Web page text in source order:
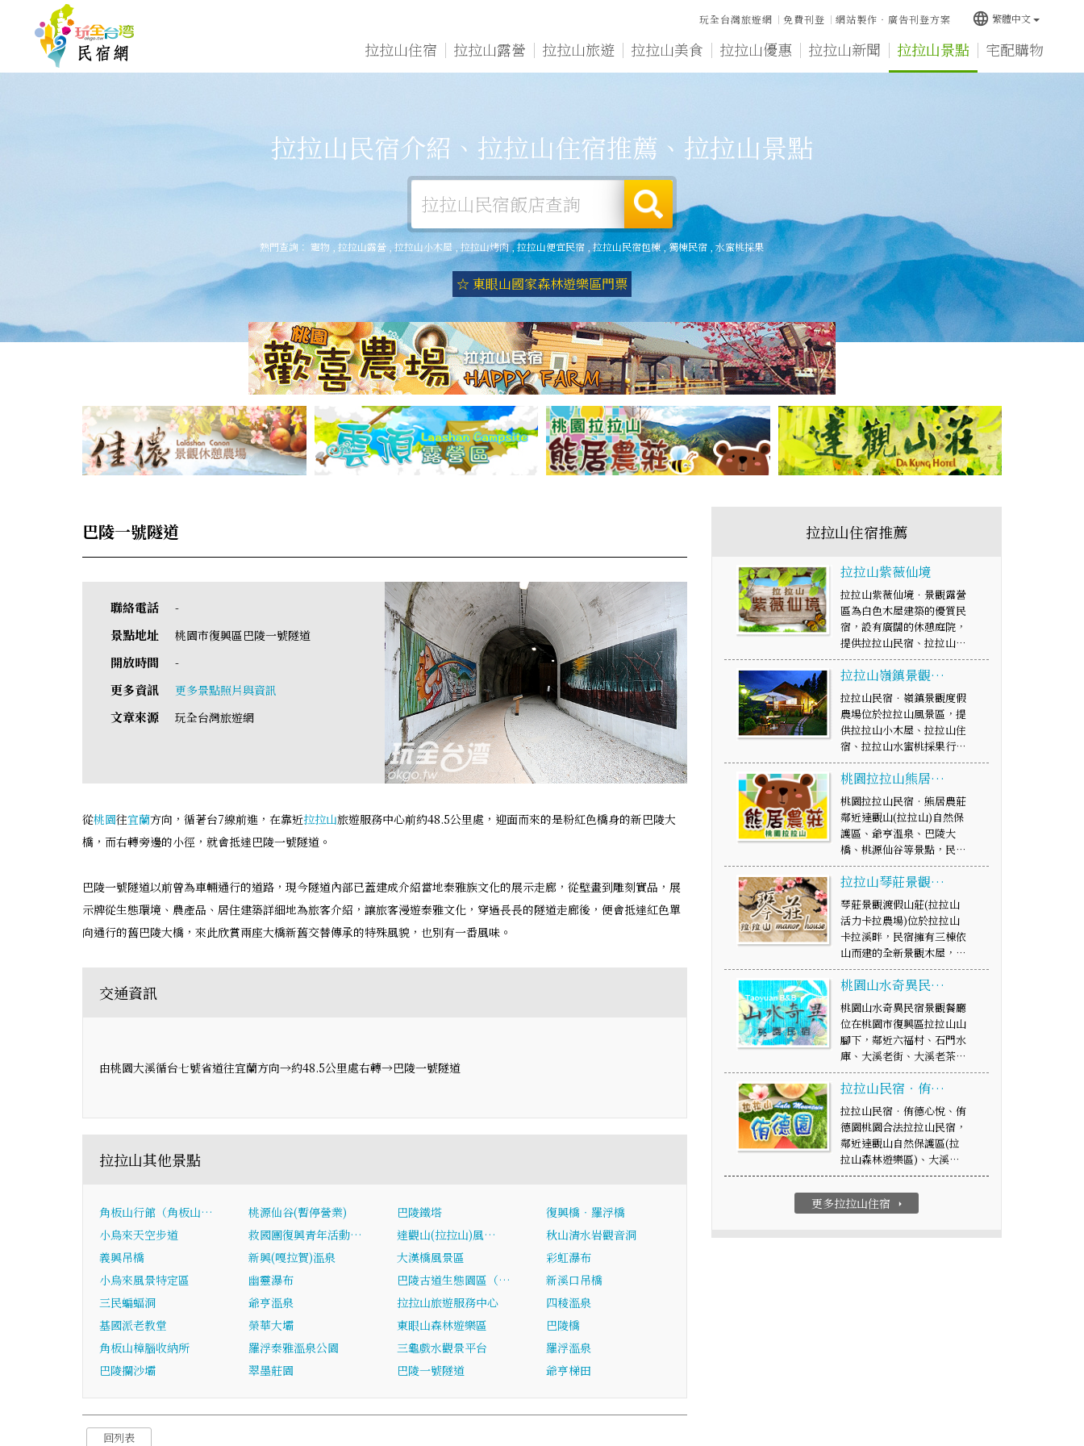
拉拉山住宿 拉拉山露營 拉拉山旅遊 拉拉山美食 拉拉山優惠 拉拉山新聞 拉拉山景點 宅配購物
玩全台灣旅遊網 免費刊登 網站製作‧廣告刊登方案 language 繁體中文
拉拉山民宿介紹、拉拉山住宿推薦、拉拉山景點
熱門查詢： 寵物 拉拉山露營 拉拉山小木屋 ,拉拉山烤肉,拉拉山便宜民宿 拉拉山民宿包棟,獨棟民宿 ,水蜜桃採果
☆ 東眼山國家森林遊樂區門票
巴陵一號隧道
聯絡電話 -
景點地址 桃園市復興區巴陵一號隧道
開放時間 -
更多資訊 更多景點照片與資訊
文章來源 玩全台灣旅遊網
從桃園往宜蘭方向，循著台7線前進，在靠近拉拉山旅遊服務中心前約48.5公里處，迎面而來的是粉紅色橋身的新巴陵大
橋，而右轉旁邊的小徑，就會抵達巴陵一號隧道。
巴陵一號隧道以前曾為車輛通行的道路，現今隧道內部已蓋建成介紹當地泰雅族文化的展示走廊，從壁畫到雕刻實品，展
示牌從生態環境、農產品、居住建築詳細地為旅客介紹，讓旅客漫遊泰雅文化，穿過長長的隧道走廊後，便會抵達紅色單
向通行的舊巴陵大橋，來此欣賞兩座大橋新舊交替傳承的特殊風貌，也別有一番風味。
交通資訊
由桃園大溪循台七號省道往宜蘭方向→約48.5公里處右轉→巴陵一號隧道
拉拉山其他景點
角板山行館（角板山… 桃源仙谷(暫停營業) 巴陵鐵塔
復興橋‧羅浮橋
小烏來天空步道
救國團復興青年活動… 達觀山(拉拉山)風…
秋山清水岩觀音洞
義興吊橋
新興(嘎拉賀)溫泉 大漢橋風景區
彩虹瀑布
小烏來風景特定區
幽靈瀑布 巴陵古道生態園區（…
新溪口吊橋
三民蝙蝠洞
爺亨溫泉 拉拉山旅遊服務中心
四稜溫泉
基國派老教堂
榮華大壩 東眼山森林遊樂區
巴陵橋
角板山樟腦收納所
羅浮泰雅溫泉公園 三龜戲水觀景平台
羅浮溫泉
巴陵攔沙壩
翠墨莊園 巴陵一號隧道 爺亨梯田
回列表
拉拉山住宿推薦
拉拉山紫薇仙境
拉拉山紫薇仙境．景觀露營
區為白色木屋建築的優質民
宿，設有廣闊的休憩庭院，
提供拉拉山民宿、拉拉山…
拉拉山嶺鎮景觀…
拉拉山民宿．嶺鎮景觀度假
農場位於拉拉山風景區，提
供拉拉山小木屋、拉拉山住
宿、拉拉山水蜜桃採果行…
桃園拉拉山熊居…
桃園拉拉山民宿‧熊居農莊
鄰近達觀山(拉拉山)自然保
護區、爺亨溫泉、巴陵大
橋、桃源仙谷等景點，民…
拉拉山琴莊景觀…
琴莊景觀渡假山莊(拉拉山
活力卡拉農場)位於拉拉山
卡拉溪畔，民宿擁有三棟依
山而建的全新景觀木屋，…
桃園山水奇異民…
桃園山水奇異民宿景觀餐廳
位在桃園市復興區拉拉山山
腳下，鄰近六福村、石門水
庫、大溪老街、大溪老茶…
拉拉山民宿‧侑…
拉拉山民宿‧侑德心悅、侑
德園桃園合法拉拉山民宿，
鄰近達觀山自然保護區(拉
拉山森林遊樂區)、大溪…
更多拉拉山住宿 arrow_right